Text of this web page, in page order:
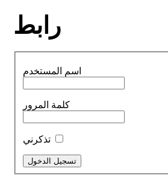
رابط
اسم المستخدم
كلمة المرور